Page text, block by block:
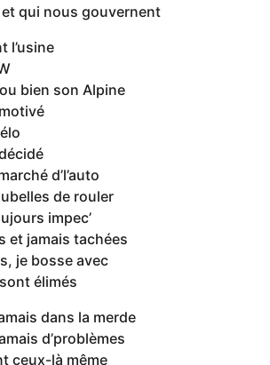
qui nous gouvernent
l’usine
bien son Alpine
d’l’auto
de rouler
impec’
et jamais tachées
je bosse avec
élimés
dans la merde
d’problèmes
ceux-là même